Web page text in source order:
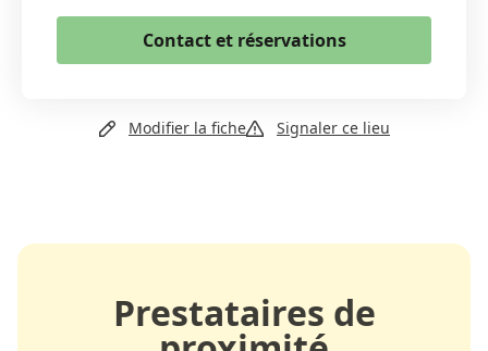
Copier le lien
Contact et réservations
Email
Modifier la fiche Signaler ce lieu
Prestataires de